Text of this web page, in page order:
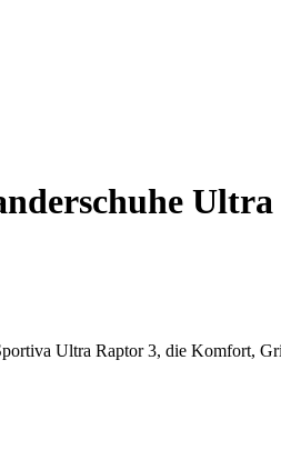
Ultra Raptor 3, die Komfort,